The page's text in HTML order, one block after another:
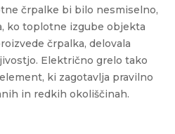
črpalke bi bilo nesmiselno,
ko toplotne izgube objekta
črpalka, delovala
. Električno grelo tako
ki zagotavlja pravilno
in redkih okoliščinah.